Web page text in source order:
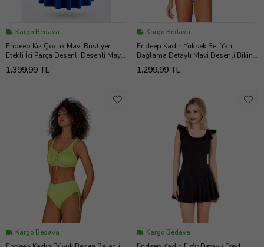
Kargo Bedava
Endeep Kız Çocuk Mavi Bustiyer
Etekli İki Parça Desenli Desenli Mayo
Bikini Takımı
1.399,99 TL
Kargo Bedava
Endeep Kadın Yüksek Bel Yan
Bağlama Detaylı Mavi Desenli Bikini
Takımı
1.299,99 TL
Kargo Bedava Kargo Bedava